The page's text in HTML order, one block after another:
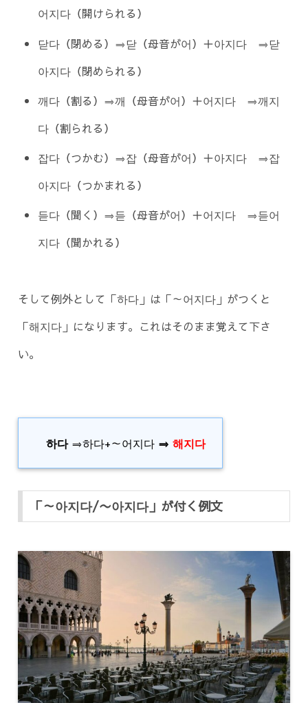
어지다（開けられる）
닫다（閉める）⇒닫（母音が어）＋아지다 ⇒닫
아지다（閉められる）
깨다（割る）⇒깨（母音が어）＋어지다 ⇒깨지
다（割られる）
잡다（つかむ）⇒잡（母音が어）＋아지다 ⇒잡
아지다（つかまれる）
듣다（聞く）⇒듣（母音が어）＋어지다 ⇒듣어
지다（聞かれる）
そして例外として「하다」は「～어지다」がつくと
「해지다」になります。これはそのまま覚えて下さ
い。
하다 ⇒하다+～어지다 ⇒ 해지다
「～아지다/〜아지다」が付く例文